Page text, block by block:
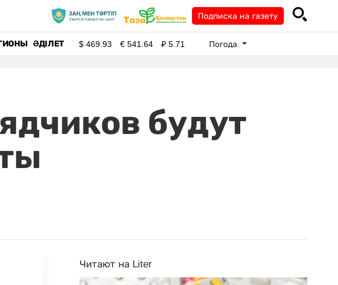
Подписка на газету
ӘДІЛЕТ $469.93 €541.64 ₽5.71 Погода
будут
Читают на Liter